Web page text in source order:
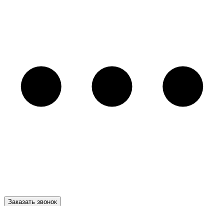
Заказать звонок